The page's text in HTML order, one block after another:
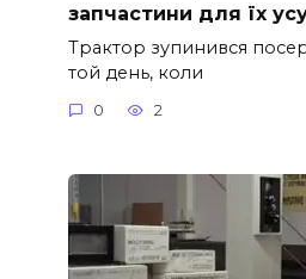
запчастини для їх
Трактор зупинився
той день, коли
0 2